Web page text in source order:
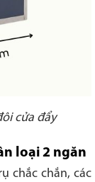
cửa đẩy
loại 2 ngăn
chắc chắn, các